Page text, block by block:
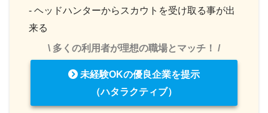
- ヘッドハンターからスカウトを受け取る事が出
来る
\ 多くの利用者が理想の職場とマッチ！ /
未経験OKの優良企業を提示
（ハタラクティブ）